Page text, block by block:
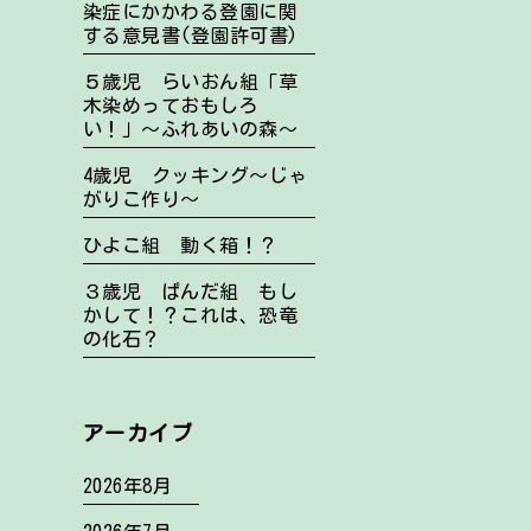
染症にかかわる登園に関
する意見書(登園許可書)
５歳児 らいおん組「草
木染めっておもしろ
い！」～ふれあいの森～
4歳児 クッキング～じゃ
がりこ作り～
ひよこ組 動く箱！？
３歳児 ぱんだ組 もし
かして！？これは、恐竜
の化石？
アーカイブ
2026年8月